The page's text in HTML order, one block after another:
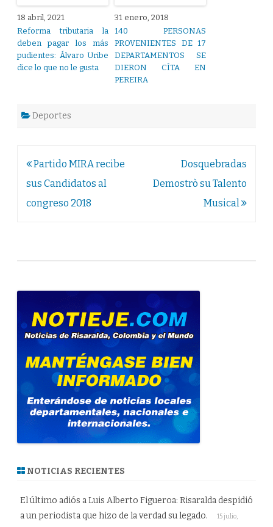
18 abril, 2021
Reforma tributaria la
deben pagar los más
pudientes: Álvaro Uribe
dice lo que no le gusta
31 enero, 2018
140 PERSONAS
PROVENIENTES DE 17
DEPARTAMENTOS SE
DIERON CÌTA EN
PEREIRA
Deportes
Navegación
de
entradas
Partido MIRA recibe
sus Candidatos al
congreso 2018
Dosquebradas
Demostrò su Talento
Musical
NOTICIAS RECIENTES
El último adiós a Luis Alberto Figueroa: Risaralda despidió
a un periodista que hizo de la verdad su legado.
15 julio,